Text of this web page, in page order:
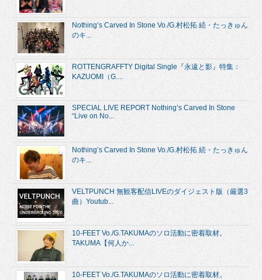
Nothing’s Carved In Stone Vo./G.村松拓 続・たっきゅん
のキ...
ROTTENGRAFFTY Digital Single『永遠と影』特集：
KAZUOMI（G....
SPECIAL LIVE REPORT Nothing’s Carved In Stone
“Live on No...
Nothing’s Carved In Stone Vo./G.村松拓 続・たっきゅん
のキ...
VELTPUNCH 無観客配信LIVEのダイジェスト版（厳選3
曲）Youtub...
10-FEET Vo./G.TAKUMAのソロ活動に密着取材。
TAKUMA【何人か...
10-FEET Vo./G.TAKUMAのソロ活動に密着取材。